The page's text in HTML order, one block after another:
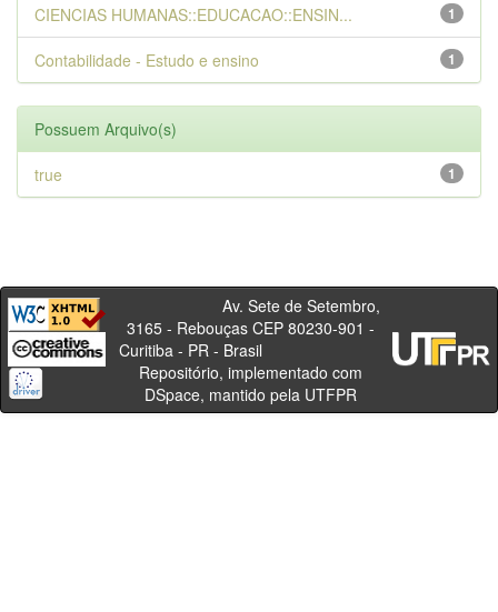
1
CIENCIAS HUMANAS::EDUCACAO::ENSIN...
1
Contabilidade - Estudo e ensino
Possuem Arquivo(s)
1
true
Av. Sete de Setembro,
3165 - Rebouças CEP 80230-901 -
Curitiba - PR - Brasil
Repositório, implementado com
DSpace, mantido pela UTFPR